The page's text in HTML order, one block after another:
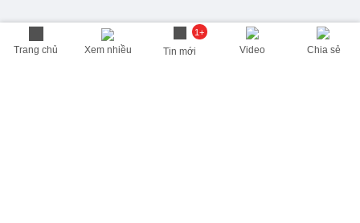
Trang chủ Xem nhiều
1+
Tin mới Video Chia sẻ